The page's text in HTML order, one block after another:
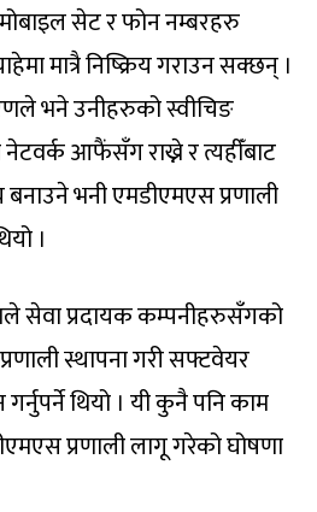
सेट र फोन नम्बरहरु
मात्रै निष्क्रिय गराउन सक्छन् ।
भने उनीहरुको स्वीचिङ
आफैंसँग राख्ने र त्यहीँबाट
भनी एमडीएमएस प्रणाली
।
सेवा प्रदायक कम्पनीहरुसँगको
स्थापना गरी सफ्टवेयर
थियो । यी कुनै पनि काम
प्रणाली लागू गरेको घोषणा